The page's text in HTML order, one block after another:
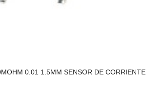
0.01 1.5MM SENSOR DE CORRIENTE